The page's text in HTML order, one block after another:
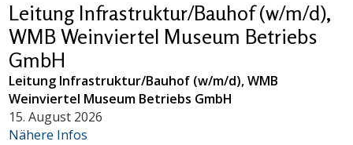
Leitung Infrastruktur/Bauhof (w/m/d),
WMB Weinviertel Museum Betriebs
GmbH
Leitung Infrastruktur/Bauhof (w/m/d), WMB
Weinviertel Museum Betriebs GmbH
15. August 2026
Nähere Infos